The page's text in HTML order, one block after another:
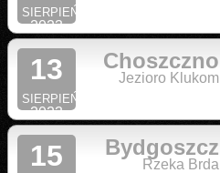
SIERPIEŃ
2023
13
SIERPIEŃ
2023
Choszczno
Jezioro Klukom
15 Bydgoszcz
Rzeka Brda